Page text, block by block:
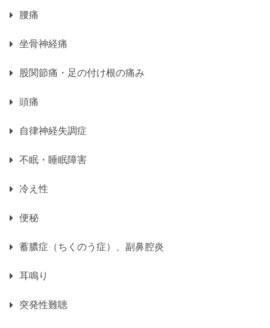
腰痛
坐骨神経痛
股関節痛・足の付け根の痛み
頭痛
自律神経失調症
不眠・睡眠障害
冷え性
便秘
蓄膿症（ちくのう症）、副鼻腔炎
耳鳴り
突発性難聴